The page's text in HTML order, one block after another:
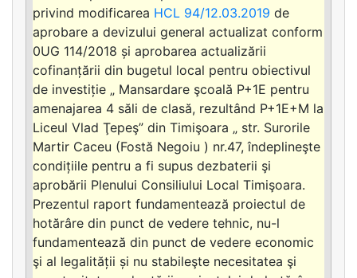
privind modificarea HCL 94/12.03.2019 de
aprobare a devizului general actualizat conform
0UG 114/2018 și aprobarea actualizării
cofinanțării din bugetul local pentru obiectivul
de investiție „ Mansardare şcoală P+1E pentru
amenajarea 4 săli de clasă, rezultând P+1E+M la
Liceul Vlad Ţepeş” din Timişoara „ str. Surorile
Martir Caceu (Fostă Negoiu ) nr.47, îndeplineşte
condițiile pentru a fi supus dezbaterii şi
aprobării Plenului Consiliului Local Timişoara.
Prezentul raport fundamentează proiectul de
hotărâre din punct de vedere tehnic, nu-l
fundamentează din punct de vedere economic
şi al legalității și nu stabileşte necesitatea şi